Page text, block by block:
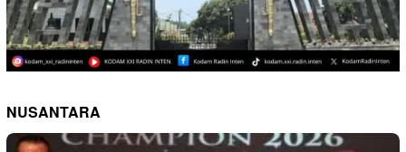
NUSANTARA